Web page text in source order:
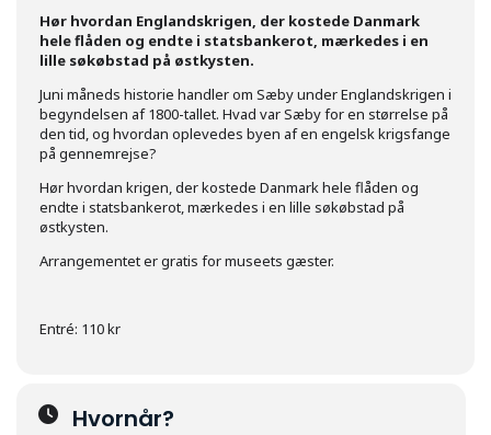
Hør hvordan Englandskrigen, der kostede Danmark
hele flåden og endte i statsbankerot, mærkedes i en
lille søkøbstad på østkysten.
Juni måneds historie handler om Sæby under Englandskrigen i
begyndelsen af 1800-tallet. Hvad var Sæby for en størrelse på
den tid, og hvordan oplevedes byen af en engelsk krigsfange
på gennemrejse?
Hør hvordan krigen, der kostede Danmark hele flåden og
endte i statsbankerot, mærkedes i en lille søkøbstad på
østkysten.
Arrangementet er gratis for museets gæster.
Entré: 110 kr
Hvornår?